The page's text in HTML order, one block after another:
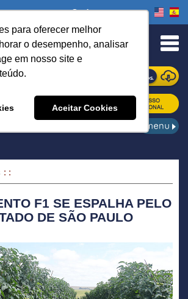
para oferecer melhor
o desempenho, analisar
em nosso site e
Aceitar Cookies
Onde comprar
ONDE COMPRAR
F1 SE ESPALHA PELO
DE SÃO PAULO